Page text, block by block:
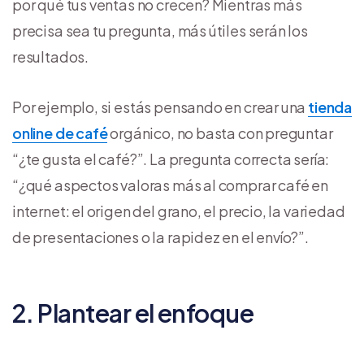
por qué tus ventas no crecen? Mientras más
precisa sea tu pregunta, más útiles serán los
resultados.
Por ejemplo, si estás pensando en crear una tienda
online de caféorgánico, no basta con preguntar
“¿te gusta el café?”. La pregunta correcta sería:
“¿qué aspectos valoras más al comprar café en
internet: el origen del grano, el precio, la variedad
de presentaciones o la rapidez en el envío?”.
2. Plantear el enfoque